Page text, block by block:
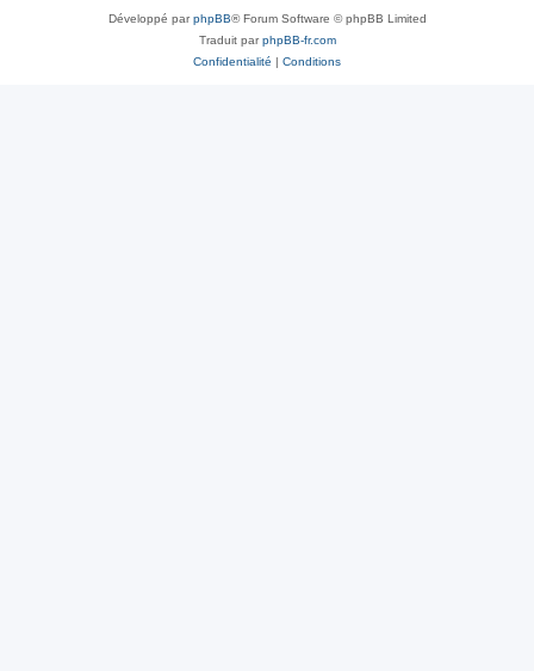
Développé parphpBB® Forum Software © phpBB Limited
Traduit parphpBB-fr.com
Confidentialité | Conditions